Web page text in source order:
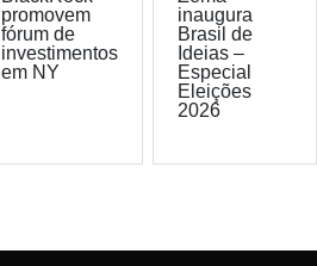
promovem
fórum de
investimentos
em NY
inaugura
Brasil de
Ideias –
Especial
Eleições
2026